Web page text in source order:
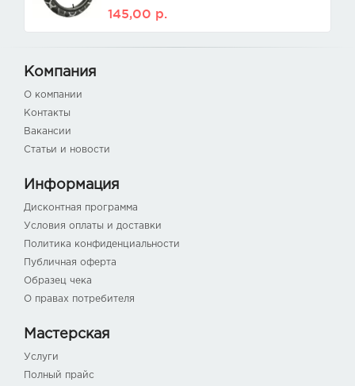
145,00 р.
Компания
О компании
Контакты
Вакансии
Статьи и новости
Информация
Дисконтная программа
Условия оплаты и доставки
Политика конфиденциальности
Публичная оферта
Образец чека
О правах потребителя
Мастерская
Услуги
Полный прайс